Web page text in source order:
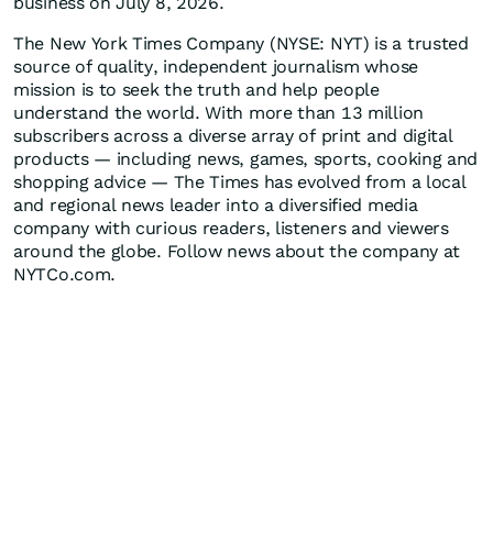
The New York Times Company (NYSE: NYT) is a trusted
source of quality, independent journalism whose
mission is to seek the truth and help people
understand the world. With more than 13 million
subscribers across a diverse array of print and digital
products — including news, games, sports, cooking and
shopping advice — The Times has evolved from a local
and regional news leader into a diversified media
company with curious readers, listeners and viewers
around the globe. Follow news about the company at
NYTCo.com.